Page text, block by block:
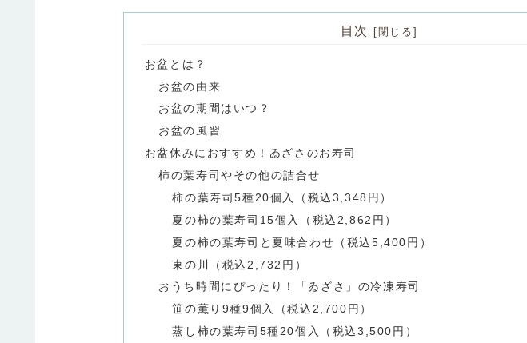
目次
お盆とは？
お盆の由来
お盆の期間はいつ？
お盆の風習
お盆休みにおすすめ！ゐざさのお寿司
柿の葉寿司やその他の詰合せ
柿の葉寿司5種20個入（税込3,348円）
夏の柿の葉寿司15個入（税込2,862円）
夏の柿の葉寿司と夏味合わせ（税込5,400円）
東の川（税込2,732円）
おうち時間にぴったり！「ゐざさ」の冷凍寿司
笹の薫り9種9個入（税込2,700円）
蒸し柿の葉寿司5種20個入（税込3,500円）